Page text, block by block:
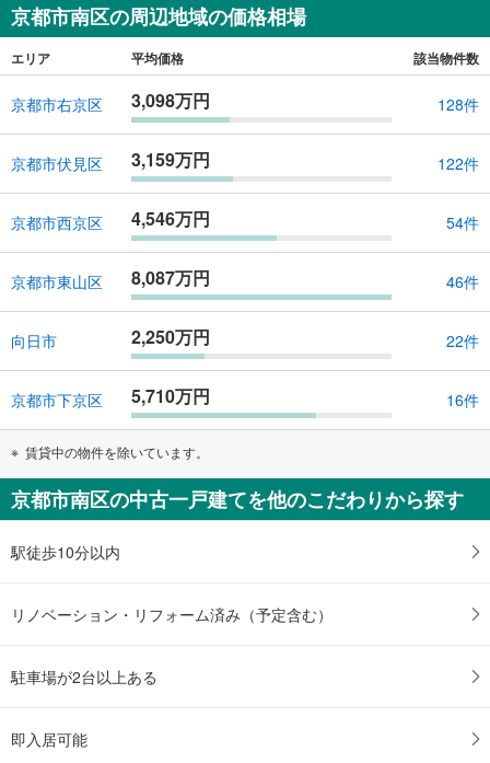
京都市南区の周辺地域の価格相場
エリア 平均価格 該当物件数
京都市右京区 3,098万円 128件
京都市伏見区 3,159万円 122件
京都市西京区 4,546万円 54件
京都市東山区 8,087万円 46件
向日市 2,250万円 22件
京都市下京区 5,710万円 16件
賃貸中の物件を除いています。
京都市南区の中古一戸建てを他のこだわりから探す
駅徒歩10分以内
リノベーション・リフォーム済み（予定含む）
駐車場が2台以上ある
即入居可能